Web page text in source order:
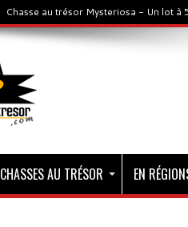
Chasse au trésor Mysteriosa - Un lot à
CHASSES AU TRÉSOR EN